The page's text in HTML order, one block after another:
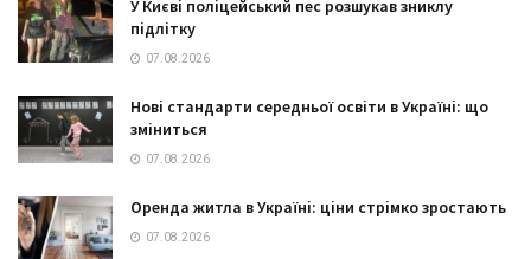
У Києві поліцейський пес розшукав зниклу
підлітку
07.08.2026
Нові стандарти середньої освіти в Україні: що
зміниться
07.08.2026
Оренда житла в Україні: ціни стрімко зростають
07.08.2026